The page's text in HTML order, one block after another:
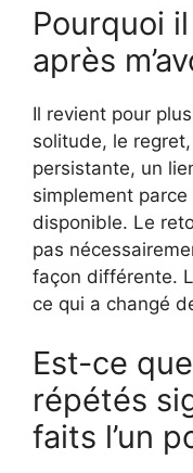
Pourquoi
après
Il revient pour
solitude, le
persistante, un
simplement parce
disponible. Le
pas
façon différente.
ce qui a changé
Est-ce
répétés
faits l’un